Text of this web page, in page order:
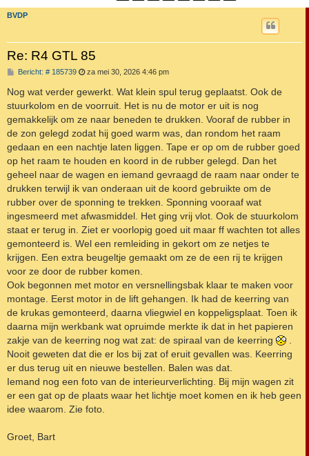
BVDP
Re: R4 GTL 85
Bericht: # 185739B
r
c
t
za mei 30, 2026 4:46 pm
Nog wat verder gewerkt. Wat klein spul terug geplaatst. Ook de
stuurkolom en de voorruit. Het is nu de motor er uit is nog
gemakkelijk om ze naar beneden te drukken. Vooraf de rubber in
de zon gelegd zodat hij goed warm was, dan rondom het raam
gedaan en een nachtje laten liggen. Tape er op om de rubber goed
op het raam te houden en koord in de rubber gelegd. Dan het
geheel naar de wagen en iemand gevraagd de raam naar onder te
drukken terwijl ik van onderaan uit de koord gebruikte om de
rubber over de sponning te trekken. Sponning vooraaf wat
ingesmeerd met afwasmiddel. Het ging vrij vlot. Ook de stuurkolom
staat er terug in. Ziet er voorlopig goed uit maar ff wachten tot alles
gemonteerd is. Wel een remleiding in gekort om ze netjes te
krijgen. Een extra beugeltje gemaakt om ze de een rij te krijgen
voor ze door de rubber komen.
Ook begonnen met motor en versnellingsbak klaar te maken voor
montage. Eerst motor in de lift gehangen. Ik had de keerring van
de krukas gemonteerd, daarna vliegwiel en koppeligsplaat. Toen ik
daarna mijn werkbank wat opruimde merkte ik dat in het papieren
zakje van de keerring nog wat zat: de spiraal van de keerring
Nooit geweten dat die er los bij zat of eruit gevallen was. Keerring
er dus terug uit en nieuwe bestellen. Balen was dat.
Iemand nog een foto van de interieurverlichting. Bij mijn wagen zit
er een gat op de plaats waar het lichtje moet komen en ik heb geen
idee waarom. Zie foto.
Groet, Bart